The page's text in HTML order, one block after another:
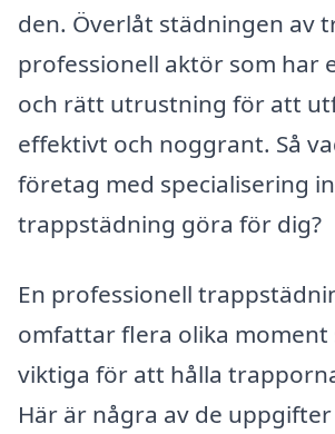
den. Överlåt städningen av
professionell aktör som har
och rätt utrustning för att
effektivt och noggrant. Så
företag med specialisering
trappstädning göra för dig?
En professionell
omfattar flera olika moment
viktiga för att hålla
Här är några av de